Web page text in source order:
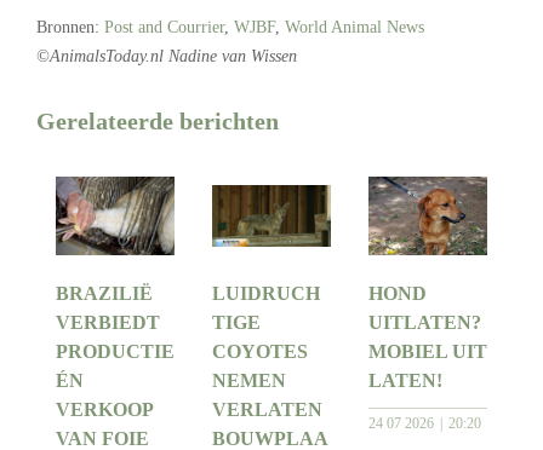
Bronnen: Post and Courrier, WJBF, World Animal News
©AnimalsToday.nl Nadine van Wissen
Gerelateerde berichten
BRAZILIË
VERBIEDT
PRODUCTIE
ÉN
VERKOOP
VAN FOIE
LUIDRUCH
TIGE
COYOTES
NEMEN
VERLATEN
BOUWPLAA
HOND
UITLATEN?
MOBIEL UIT
LATEN!
24 07 2026 20:20